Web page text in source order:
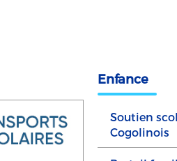
Enfance
Soutien
Cogolinois